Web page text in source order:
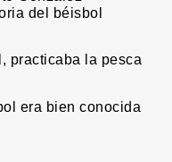
del béisbol
practicaba la pesca
era bien conocida